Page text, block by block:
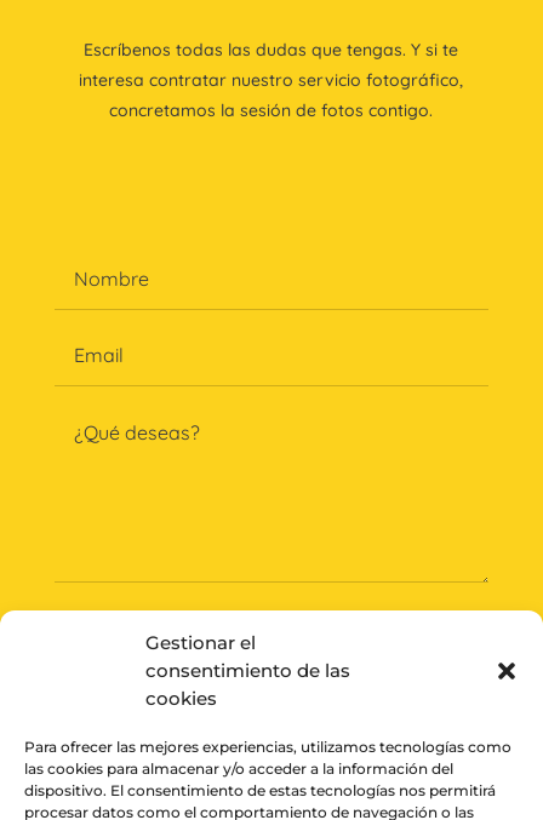
Gestionar el
consentimiento de las
cookies
Para ofrecer las mejores experiencias, utilizamos tecnologías como
las cookies para almacenar y/o acceder a la información del
dispositivo. El consentimiento de estas tecnologías nos permitirá
procesar datos como el comportamiento de navegación o las
Escríbenos todas las dudas que tengas. Y si te
interesa contratar nuestro servicio fotográfico,
concretamos la sesión de fotos contigo.